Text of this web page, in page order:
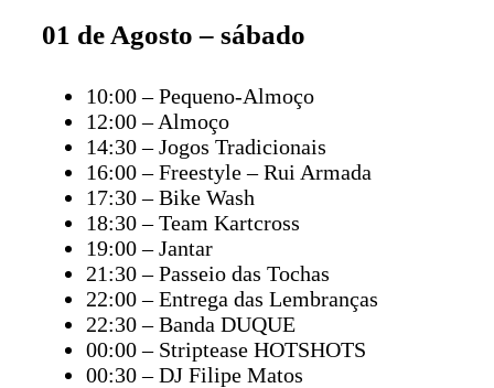
01 de Agosto – sábado
10:00 – Pequeno-Almoço
12:00 – Almoço
14:30 – Jogos Tradicionais
16:00 – Freestyle – Rui Armada
17:30 – Bike Wash
18:30 – Team Kartcross
19:00 – Jantar
21:30 – Passeio das Tochas
22:00 – Entrega das Lembranças
22:30 – Banda DUQUE
00:00 – Striptease HOTSHOTS
00:30 – DJ Filipe Matos